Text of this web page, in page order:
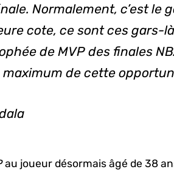
Normalement, c’est le
cote, ce sont ces gars-
de MVP des finales
maximum de cette
au joueur désormais âgé de 38